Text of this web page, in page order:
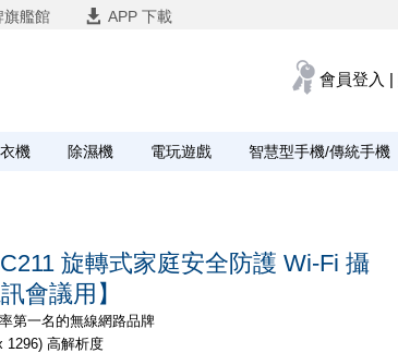
旗艦館 APP 下載
會員登入 |
機 除濕機 電玩遊戲 智慧型手機/傳統手機
C211 旋轉式家庭安全防護 Wi-Fi 攝
會議用】
第一名的無線網路品牌
1296) 高解析度